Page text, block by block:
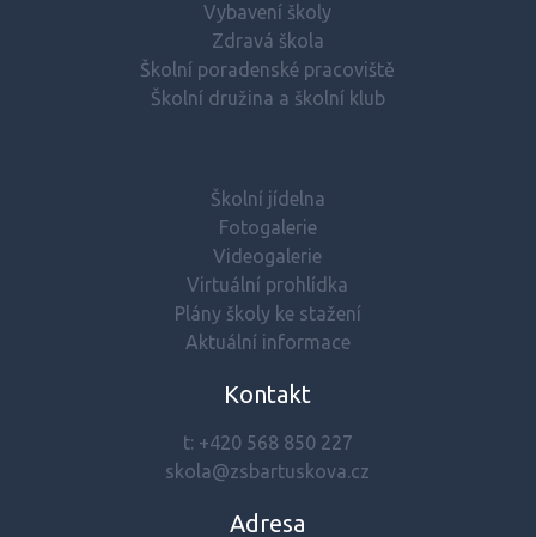
Vybavení školy
Zdravá škola
Školní poradenské pracoviště
Školní družina a školní klub
Školní jídelna
Fotogalerie
Videogalerie
Virtuální prohlídka
Plány školy ke stažení
Aktuální informace
Kontakt
t: +420 568 850 227
skola@zsbartuskova.cz
Adresa